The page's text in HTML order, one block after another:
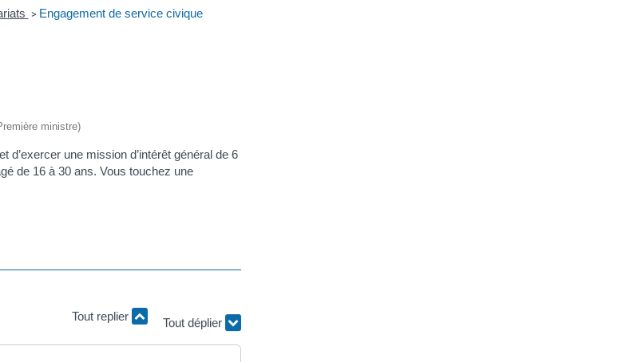
> Engagement de service civique
ministre)
une mission d’intérêt général de 6
de 16 à 30 ans. Vous touchez une
Tout replier Tout déplier